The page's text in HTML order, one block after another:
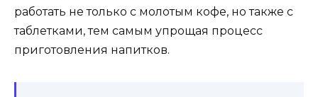
работать не только с молотым кофе, но также с
таблетками, тем самым упрощая процесс
приготовления напитков.